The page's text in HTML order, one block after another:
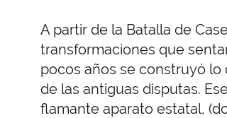
A partir de la Batalla de
transformaciones que
pocos años se construyó
de las antiguas disputas.
flamante aparato estatal,